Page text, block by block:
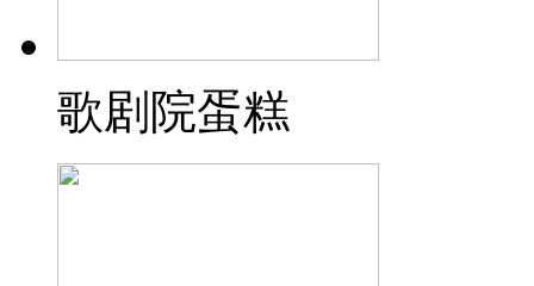
歌剧院蛋糕